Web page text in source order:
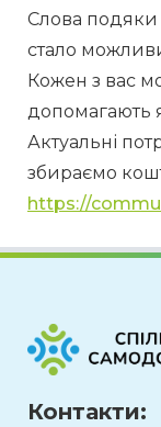
Слова подяки
стало
Кожен з вас
Актуальні
https://
Контакти: